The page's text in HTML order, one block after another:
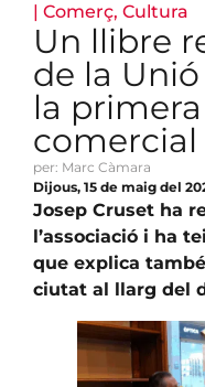
| Comerç, Cultura
Un llibre
de la
la
comercial
per: Marc Càmara
Dijous, 15 de maig del
Josep Cruset ha
l’associació i ha
que explica
ciutat al llarg del